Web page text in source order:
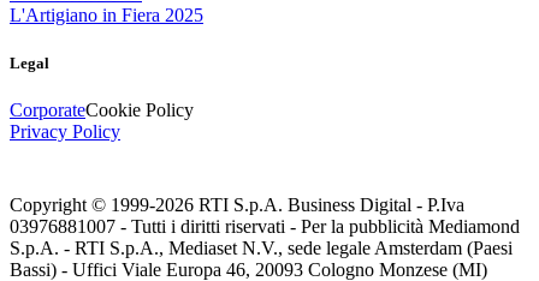
L'Artigiano in Fiera 2025
Legal
CorporateCookie Policy
Privacy Policy
Copyright © 1999-2026 RTI S.p.A. Business Digital - P.Iva
03976881007 - Tutti i diritti riservati - Per la pubblicità Mediamond
S.p.A. - RTI S.p.A., Mediaset N.V., sede legale Amsterdam (Paesi
Bassi) - Uffici Viale Europa 46, 20093 Cologno Monzese (MI)